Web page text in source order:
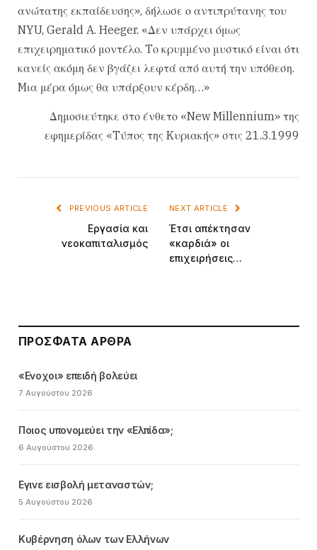
ανώτατης εκπαίδευσης», δήλωσε ο αντιπρύτανης του
NYU, Gerald A. Heeger. «Δεν υπάρχει όμως
επιχειρηματικό μοντέλο. Tο κρυμμένο μυστικό είναι ότι
κανείς ακόμη δεν βγάζει λεφτά από αυτή την υπόθεση.
Mια μέρα όμως θα υπάρξουν κέρδη…»
Δημοσιεύτηκε στο ένθετο «New Millennium» της
εφημερίδας «Tύπος της Kυριακής» στις 21.3.1999
PREVIOUS ARTICLE
Eργασία και
νεοκαπιταλισμός
NEXT ARTICLE
Έτσι απέκτησαν
«καρδιά» οι
επιχειρήσεις…
ΠΡΌΣΦΑΤΑ ΆΡΘΡΑ
«Ενοχοι» επειδή βολεύει
7 Αυγούστου 2026
Ποιος υπονομεύει την «Ελπίδα»;
6 Αυγούστου 2026
Εγινε εισβολή μεταναστών;
5 Αυγούστου 2026
Κυβέρνηση όλων των Ελλήνων